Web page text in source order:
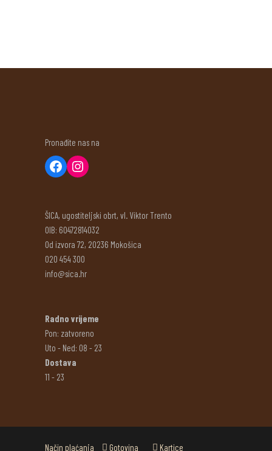
Pronađite nas na
ŠICA, ugostiteljski obrt, vl. Viktor Trento
OIB: 60472814032
Od izvora 72, 20236 Mokošica
020 454 300
info@sica.hr
Radno vrijeme
Pon: zatvoreno
Uto - Ned: 08 - 23
Dostava
11 - 23
Način plaćanja Gotovina Kartice